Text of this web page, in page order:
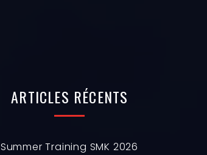
ARTICLES RÉCENTS
Summer Training SMK 2026